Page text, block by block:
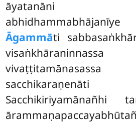
āyatanāni
Āgammāti
Sacchikiriyamānañhi